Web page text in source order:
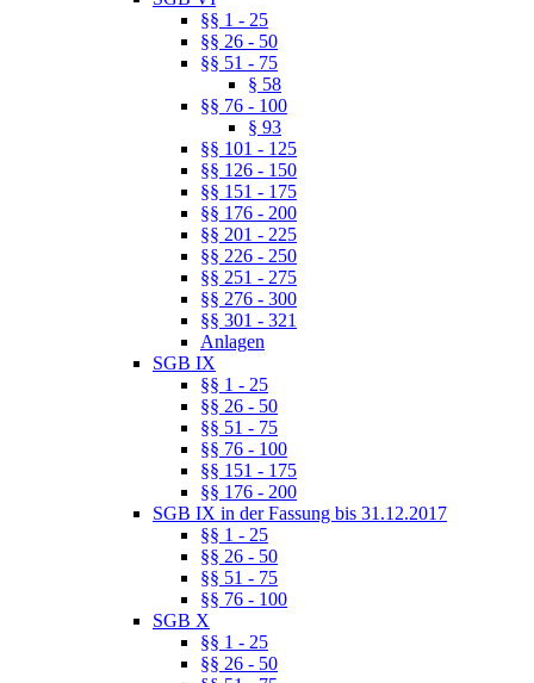
§§ 1 - 25
§§ 26 - 50
§§ 51 - 75
§ 58
§§ 76 - 100
§ 93
§§ 101 - 125
§§ 126 - 150
§§ 151 - 175
§§ 176 - 200
§§ 201 - 225
§§ 226 - 250
§§ 251 - 275
§§ 276 - 300
§§ 301 - 321
Anlagen
SGB IX
§§ 1 - 25
§§ 26 - 50
§§ 51 - 75
§§ 76 - 100
§§ 151 - 175
§§ 176 - 200
SGB IX in der Fassung bis 31.12.2017
§§ 1 - 25
§§ 26 - 50
§§ 51 - 75
§§ 76 - 100
SGB X
§§ 1 - 25
§§ 26 - 50